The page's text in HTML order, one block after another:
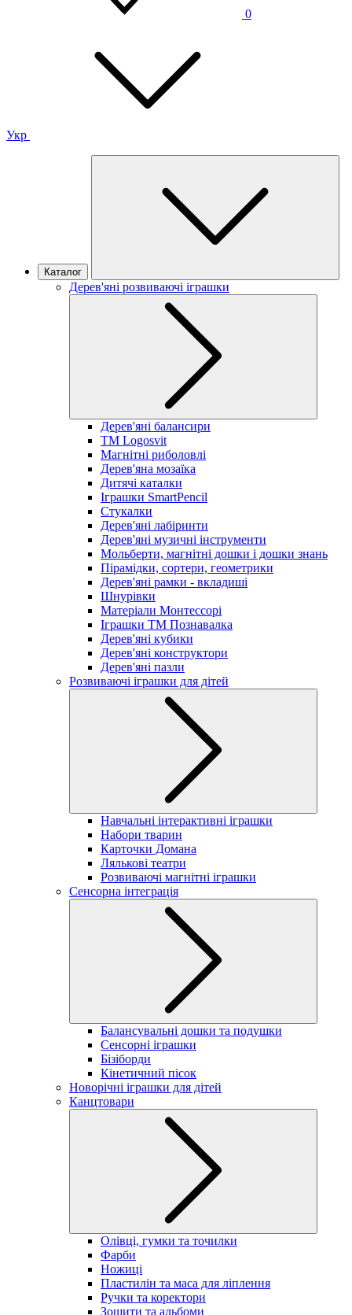
0
Укр
Каталог
Дерев'яні розвиваючі іграшки
Дерев'яні балансири
TM Logosvit
Магнітні риболовлі
Дерев'яна мозаїка
Дитячі каталки
Іграшки SmartPencil
Стукалки
Дерев'яні лабіринти
Дерев'яні музичні інструменти
Мольберти, магнітні дошки і дошки знань
Пірамідки, сортери, геометрики
Дерев'яні рамки - вкладиші
Шнурівки
Матеріали Монтессорі
Іграшки ТМ Познавалка
Дерев'яні кубики
Дерев'яні конструктори
Дерев'яні пазли
Розвиваючі іграшки для дітей
Навчальні інтерактивні іграшки
Набори тварин
Карточки Домана
Лялькові театри
Розвиваючі магнітні іграшки
Сенсорна інтеграція
Балансувальні дошки та подушки
Сенсорні іграшки
Бізіборди
Кінетичний пісок
Новорічні іграшки для дітей
Канцтовари
Олівці, гумки та точилки
Фарби
Ножиці
Пластилін та маса для ліплення
Ручки та коректори
Зошити та альбоми